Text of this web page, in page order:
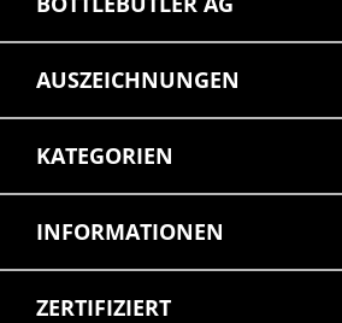
AUSZEICHNUNGEN
KATEGORIEN
INFORMATIONEN
ZERTIFIZIERT